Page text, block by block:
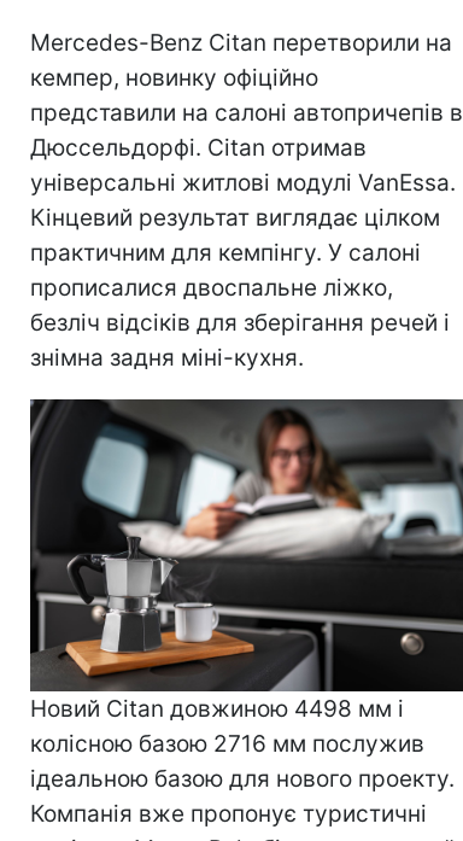
Mercedes-Benz Citan перетворили на
кемпер, новинку офіційно
представили на салоні автопричепів в
Дюссельдорфі. Citan отримав
універсальні житлові модулі VanEssa.
Кінцевий результат виглядає цілком
практичним для кемпінгу. У салоні
прописалися двоспальне ліжко,
безліч відсіків для зберігання речей і
знімна задня міні-кухня.
Новий Citan довжиною 4498 мм і
колісною базою 2716 мм послужив
ідеальною базою для нового проекту.
Компанія вже пропонує туристичні